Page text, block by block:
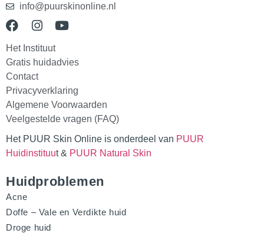
info@puurskinonline.nl
Het Instituut
Gratis huidadvies
Contact
Privacyverklaring
Algemene Voorwaarden
Veelgestelde vragen (FAQ)
Het PUUR Skin Online is onderdeel van PUUR
Huidinstituut & PUUR Natural Skin
Huidproblemen
Acne
Doffe – Vale en Verdikte huid
Droge huid